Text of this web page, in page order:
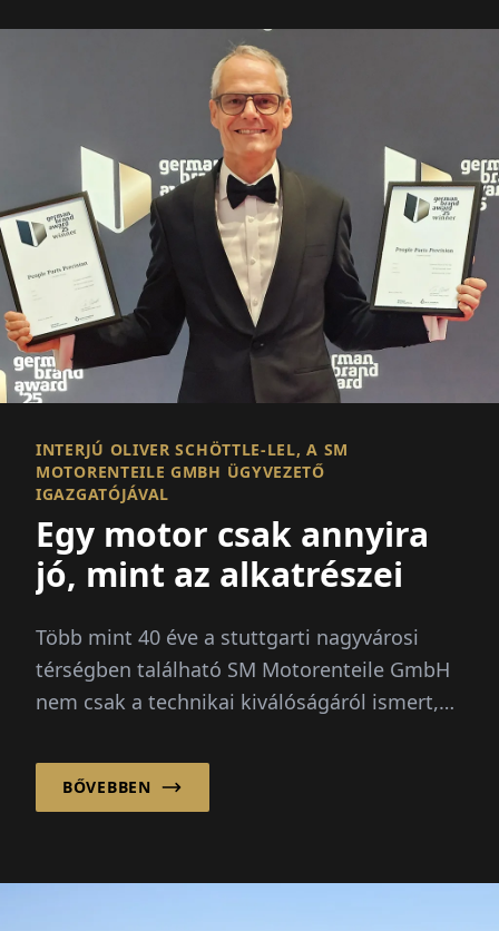
INTERJÚ OLIVER SCHÖTTLE-LEL, A SM
MOTORENTEILE GMBH ÜGYVEZETŐ
IGAZGATÓJÁVAL
Egy motor csak annyira
jó, mint az alkatrészei
Több mint 40 éve a stuttgarti nagyvárosi
térségben található SM Motorenteile GmbH
nem csak a technikai kiválóságáról ismert,
BŐVEBBEN